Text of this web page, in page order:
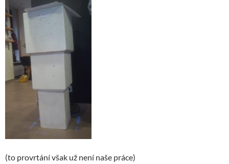
(to provrtání však už není naše práce)